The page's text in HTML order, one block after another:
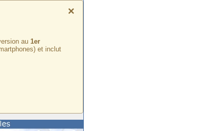
×
au 1er
et inclut